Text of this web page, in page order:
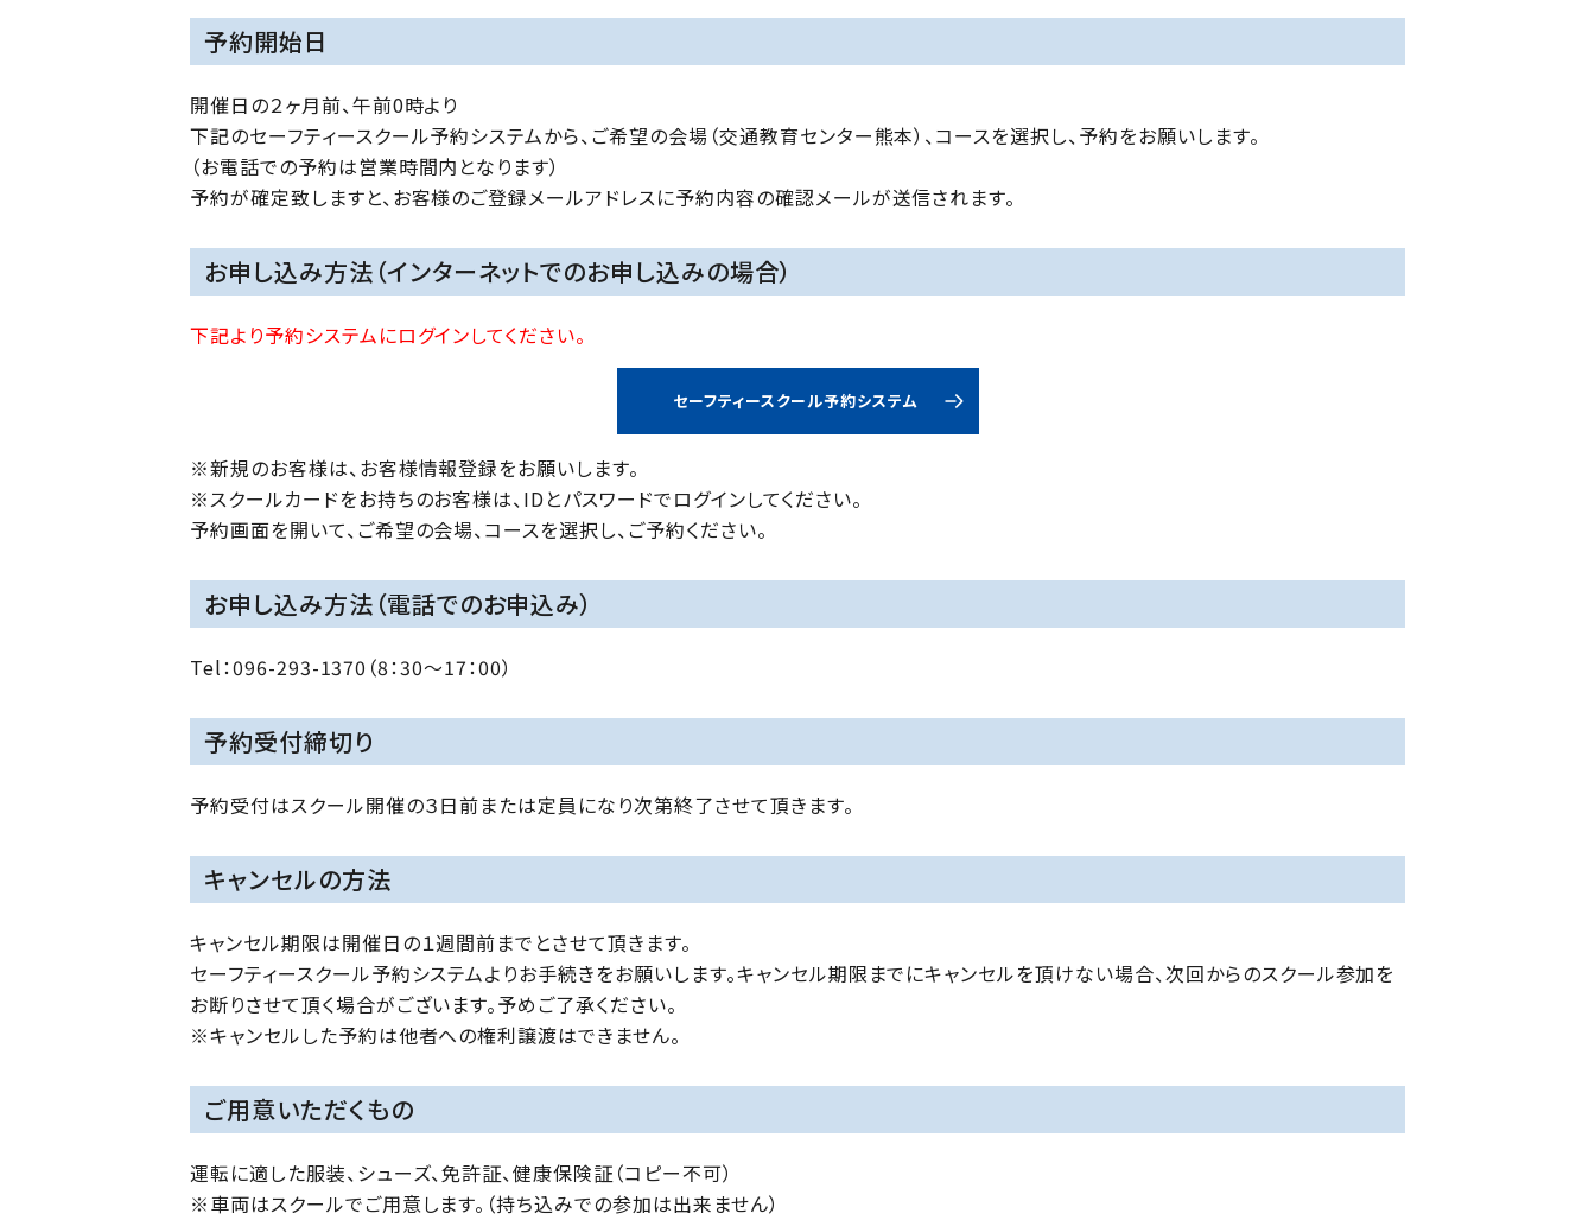
予約開始日
開催日の２ヶ月前、午前0時より
下記のセーフティースクール予約システムから、ご希望の会場（交通教育センター熊本）、コースを選択し、予約をお願いします。
（お電話での予約は営業時間内となります）
予約が確定致しますと、お客様のご登録メールアドレスに予約内容の確認メールが送信されます。
お申し込み方法（インターネットでのお申し込みの場合）
下記より予約システムにログインしてください。
セーフティースクール予約システム
※新規のお客様は、お客様情報登録をお願いします。
※スクールカードをお持ちのお客様は、IDとパスワードでログインしてください。
予約画面を開いて、ご希望の会場、コースを選択し、ご予約ください。
お申し込み方法（電話でのお申込み）
Tel：096-293-1370（8：30～17：00）
予約受付締切り
予約受付はスクール開催の３日前または定員になり次第終了させて頂きます。
キャンセルの方法
キャンセル期限は開催日の１週間前までとさせて頂きます。
セーフティースクール予約システムよりお手続きをお願いします。キャンセル期限までにキャンセルを頂けない場合、次回からのスクール参加を
お断りさせて頂く場合がございます。予めご了承ください。
※キャンセルした予約は他者への権利譲渡はできません。
ご用意いただくもの
運転に適した服装、シューズ、免許証、健康保険証（コピー不可）
※車両はスクールでご用意します。（持ち込みでの参加は出来ません）